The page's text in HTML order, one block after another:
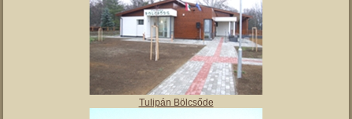
Angyalos